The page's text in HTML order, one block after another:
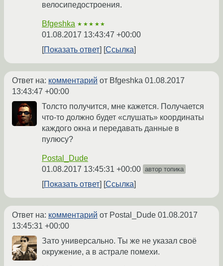
велосипедостроения.
Bfgeshka ★★★★★
01.08.2017 13:43:47 +00:00
Показать ответ
Ссылка
Ответ на: комментарий от Bfgeshka 01.08.2017
13:43:47 +00:00
Толсто получится, мне кажется. Получается
что-то должно будет «слушать» координаты
каждого окна и передавать данные в
пулюсу?
Postal_Dude
01.08.2017 13:45:31 +00:00 автор топика
Показать ответ Ссылка
Ответ на: комментарий от Postal_Dude 01.08.2017
13:45:31 +00:00
Зато универсально. Ты же не указал своё
окружение, а в астрале помехи.